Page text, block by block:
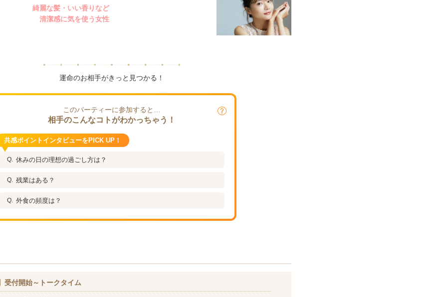
綺麗な髪・いい香りなど
清潔感に気を使う女性
運命のお相手がきっと見つかる！
このパーティーに参加すると…
相手のこんなコトがわかっちゃう！
共感ポイントインタビューをPICK UP！
休みの日の理想の過ごし方は？
残業はある？
外食の頻度は？
受付開始～トークタイム